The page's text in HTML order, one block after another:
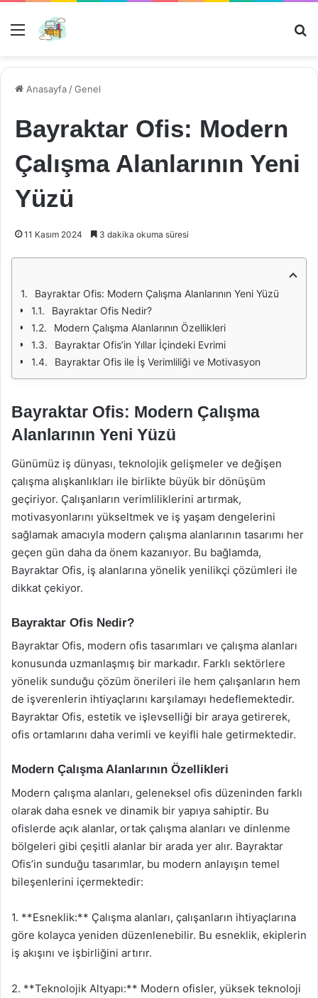
Menü
Anasayfa /Genel
Bayraktar Ofis: Modern
Çalışma Alanlarının Yeni
Yüzü
11 Kasım 2024 3 dakika okuma süresi
Bayraktar Ofis: Modern Çalışma Alanlarının Yeni Yüzü
Bayraktar Ofis Nedir?
Modern Çalışma Alanlarının Özellikleri
Bayraktar Ofis’in Yıllar İçindeki Evrimi
Bayraktar Ofis ile İş Verimliliği ve Motivasyon
Bayraktar Ofis: Modern Çalışma
Alanlarının Yeni Yüzü
Günümüz iş dünyası, teknolojik gelişmeler ve değişen
çalışma alışkanlıkları ile birlikte büyük bir dönüşüm
geçiriyor. Çalışanların verimliliklerini artırmak,
motivasyonlarını yükseltmek ve iş yaşam dengelerini
sağlamak amacıyla modern çalışma alanlarının tasarımı her
geçen gün daha da önem kazanıyor. Bu bağlamda,
Bayraktar Ofis, iş alanlarına yönelik yenilikçi çözümleri ile
dikkat çekiyor.
Bayraktar Ofis Nedir?
Bayraktar Ofis, modern ofis tasarımları ve çalışma alanları
konusunda uzmanlaşmış bir markadır. Farklı sektörlere
yönelik sunduğu çözüm önerileri ile hem çalışanların hem
de işverenlerin ihtiyaçlarını karşılamayı hedeflemektedir.
Bayraktar Ofis, estetik ve işlevselliği bir araya getirerek,
ofis ortamlarını daha verimli ve keyifli hale getirmektedir.
Modern Çalışma Alanlarının Özellikleri
Modern çalışma alanları, geleneksel ofis düzeninden farklı
olarak daha esnek ve dinamik bir yapıya sahiptir. Bu
ofislerde açık alanlar, ortak çalışma alanları ve dinlenme
bölgeleri gibi çeşitli alanlar bir arada yer alır. Bayraktar
Ofis’in sunduğu tasarımlar, bu modern anlayışın temel
bileşenlerini içermektedir:
1. **Esneklik:** Çalışma alanları, çalışanların ihtiyaçlarına
göre kolayca yeniden düzenlenebilir. Bu esneklik, ekiplerin
iş akışını ve işbirliğini artırır.
2. **Teknolojik Altyapı:** Modern ofisler, yüksek teknoloji